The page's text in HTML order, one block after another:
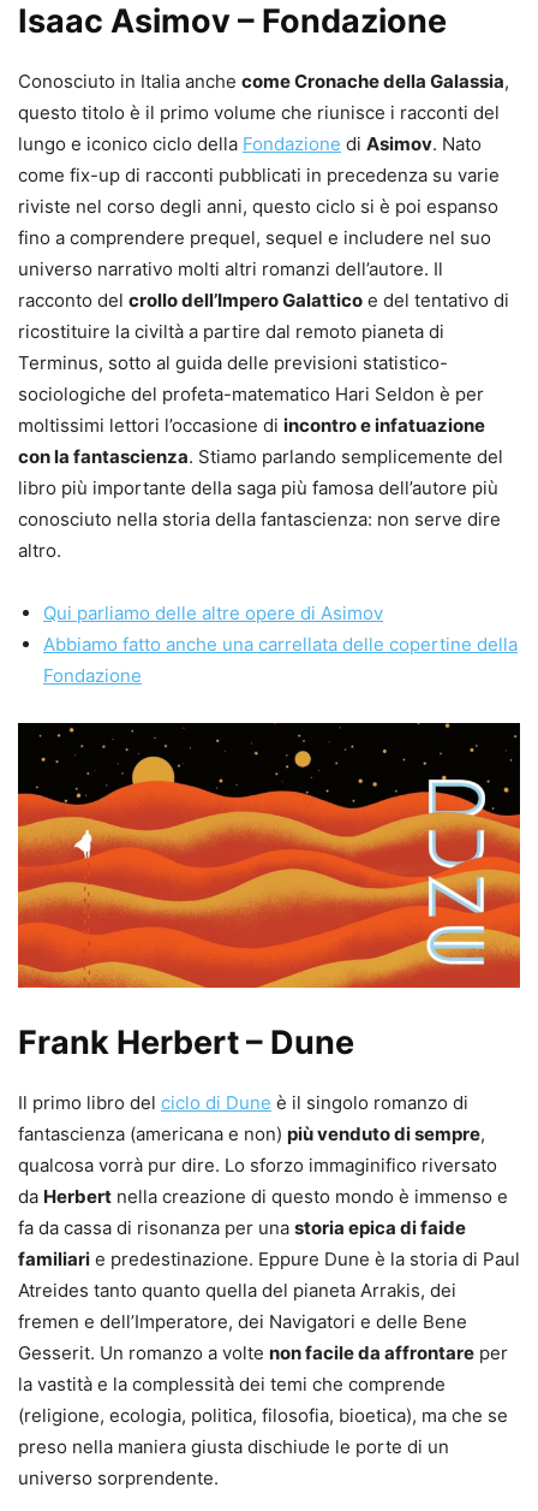
Isaac Asimov – Fondazione
Conosciuto in Italia anche come Cronache della Galassia,
questo titolo è il primo volume che riunisce i racconti del
lungo e iconico ciclo della Fondazione di Asimov. Nato
come fix-up di racconti pubblicati in precedenza su varie
riviste nel corso degli anni, questo ciclo si è poi espanso
fino a comprendere prequel, sequel e includere nel suo
universo narrativo molti altri romanzi dell’autore. Il
racconto del crollo dell’Impero Galattico e del tentativo di
ricostituire la civiltà a partire dal remoto pianeta di
Terminus, sotto al guida delle previsioni statistico-
sociologiche del profeta-matematico Hari Seldon è per
moltissimi lettori l’occasione di incontro e infatuazione
con la fantascienza. Stiamo parlando semplicemente del
libro più importante della saga più famosa dell’autore più
conosciuto nella storia della fantascienza: non serve dire
altro.
Qui parliamo delle altre opere di Asimov
Abbiamo fatto anche una carrellata delle copertine della
Fondazione
Frank Herbert – Dune
Il primo libro del ciclo di Dune è il singolo romanzo di
fantascienza (americana e non) più venduto di sempre,
qualcosa vorrà pur dire. Lo sforzo immaginifico riversato
da Herbert nella creazione di questo mondo è immenso e
fa da cassa di risonanza per una storia epica di faide
familiari e predestinazione. Eppure Dune è la storia di Paul
Atreides tanto quanto quella del pianeta Arrakis, dei
fremen e dell’Imperatore, dei Navigatori e delle Bene
Gesserit. Un romanzo a volte non facile da affrontare per
la vastità e la complessità dei temi che comprende
(religione, ecologia, politica, filosofia, bioetica), ma che se
preso nella maniera giusta dischiude le porte di un
universo sorprendente.